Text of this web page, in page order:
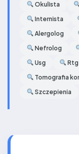
Okulista
Internista
Alergolog
Nefrolog
Usg
Rtg
Tomografia
Szczepienia